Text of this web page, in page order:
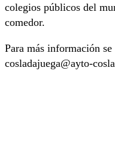
colegios públicos del
comedor.
Para más información
cosladajuega@ayto-